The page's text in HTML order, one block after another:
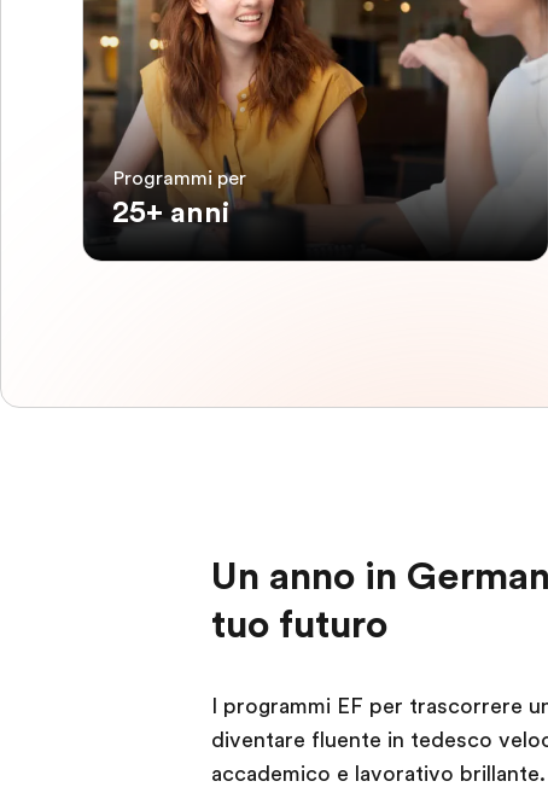
Programmi per
25+ anni
Un anno in
tuo futuro
I programmi EF per trascorrere
diventare fluente in tedesco
accademico e lavorativo